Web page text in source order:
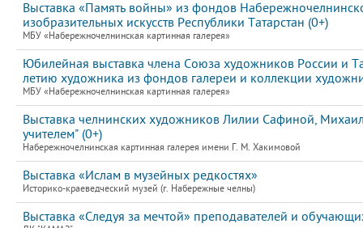
Выставка «Память войны» из фондов
изобразительных искусств Республики Татарстан (0+)
МБУ «Набережночелнинская картинная галерея»
Юбилейная выставка члена Союза художников России и
летию художника из фондов галереи и коллекции
МБУ «Набережночелнинская картинная галерея»
Выставка челнинских художников Лилии Сафиной,
учителем" (0+)
Набережночелнинская картинная галерея имени Г. М. Хакимовой
Выставка «Ислам в музейных редкостях»
Историко-краеведческий музей (г. Набережные челны)
Выставка «Следуя за мечтой» преподавателей и